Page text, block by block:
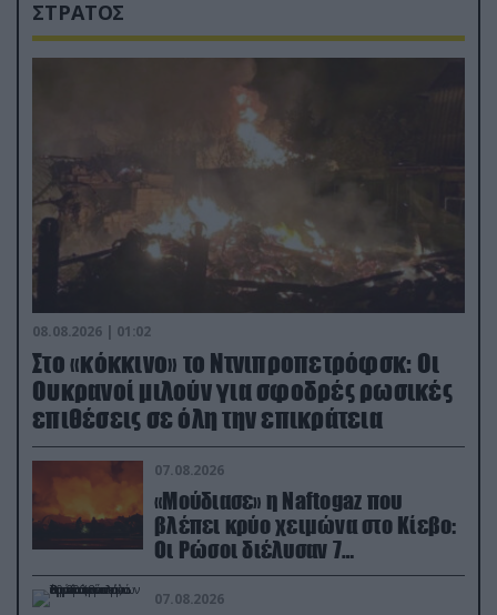
ΣΤΡΑΤΟΣ
08.08.2026 | 01:02
Στο «κόκκινο» το Ντνιπροπετρόφσκ: Οι
Ουκρανοί μιλούν για σφοδρές ρωσικές
επιθέσεις σε όλη την επικράτεια
07.08.2026
«Μούδιασε» η Naftogaz που
βλέπει κρύο χειμώνα στο Κίεβο:
Οι Ρώσοι διέλυσαν 7
εγκαταστάσεις του ουκρανικού
κολοσσού!
07.08.2026